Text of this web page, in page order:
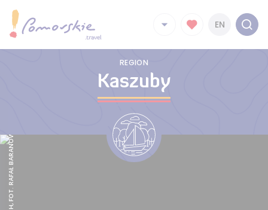
EN
REGION
Kaszuby